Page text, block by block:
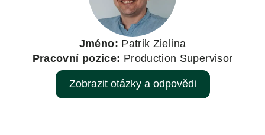
Jméno: Patrik Zielina
Pracovní pozice: Production Supervisor
Zobrazit otázky a odpovědi